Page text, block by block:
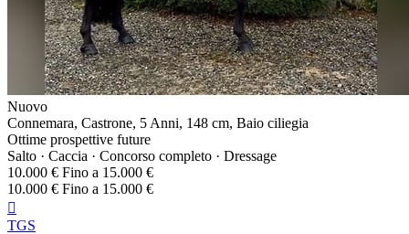
Nuovo
Connemara, Castrone, 5 Anni, 148 cm, Baio ciliegia
Ottime prospettive future
Salto · Caccia · Concorso completo · Dressage
10.000 € Fino a 15.000 €
10.000 € Fino a 15.000 €

TGS